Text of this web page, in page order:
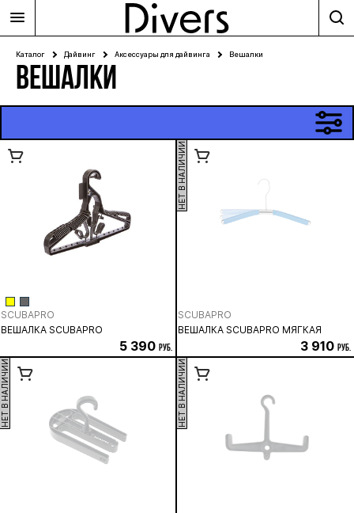
ВЕШАЛКИ
Каталог Дайвинг Аксессуары для дайвинга Вешалки
SCUBAPRO
ВЕШАЛКА SCUBAPRO
5 390 руб.
НЕТ В НАЛИЧИИ
SCUBAPRO
ВЕШАЛКА SCUBAPRO МЯГКАЯ
3 910 руб.
НЕТ В НАЛИЧИИ НЕТ В НАЛИЧИИ